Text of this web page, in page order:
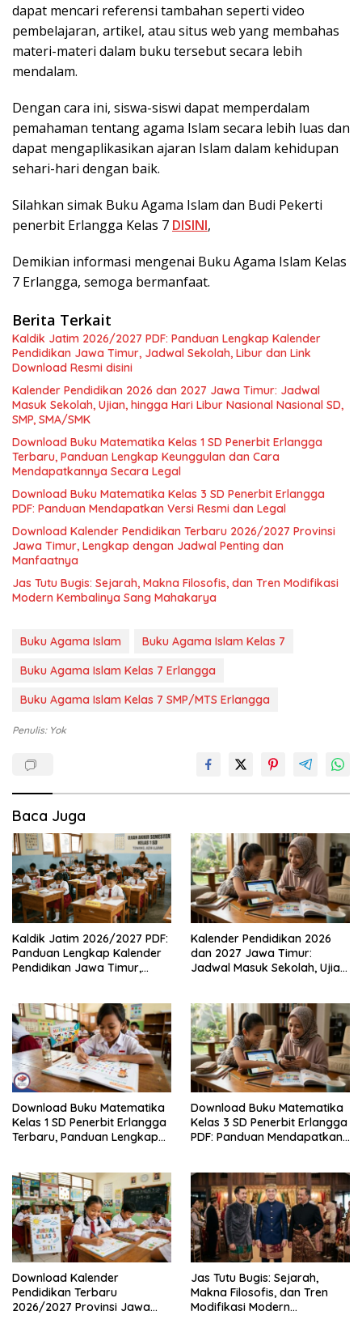
dapat mencari referensi tambahan seperti video
pembelajaran, artikel, atau situs web yang membahas
materi-materi dalam buku tersebut secara lebih
mendalam.
Dengan cara ini, siswa-siswi dapat memperdalam
pemahaman tentang agama Islam secara lebih luas dan
dapat mengaplikasikan ajaran Islam dalam kehidupan
sehari-hari dengan baik.
Silahkan simak Buku Agama Islam dan Budi Pekerti
penerbit Erlangga Kelas 7 DISINI,
Demikian informasi mengenai Buku Agama Islam Kelas
7 Erlangga, semoga bermanfaat.
Berita Terkait
Kaldik Jatim 2026/2027 PDF: Panduan Lengkap Kalender
Pendidikan Jawa Timur, Jadwal Sekolah, Libur dan Link
Download Resmi disini
Kalender Pendidikan 2026 dan 2027 Jawa Timur: Jadwal
Masuk Sekolah, Ujian, hingga Hari Libur Nasional Nasional SD,
SMP, SMA/SMK
Download Buku Matematika Kelas 1 SD Penerbit Erlangga
Terbaru, Panduan Lengkap Keunggulan dan Cara
Mendapatkannya Secara Legal
Download Buku Matematika Kelas 3 SD Penerbit Erlangga
PDF: Panduan Mendapatkan Versi Resmi dan Legal
Download Kalender Pendidikan Terbaru 2026/2027 Provinsi
Jawa Timur, Lengkap dengan Jadwal Penting dan
Manfaatnya
Jas Tutu Bugis: Sejarah, Makna Filosofis, dan Tren Modifikasi
Modern Kembalinya Sang Mahakarya
Buku Agama Islam
Buku Agama Islam Kelas 7
Buku Agama Islam Kelas 7 Erlangga
Buku Agama Islam Kelas 7 SMP/MTS Erlangga
Penulis: Yok
Baca Juga
Kaldik Jatim 2026/2027 PDF:
Panduan Lengkap Kalender
Pendidikan Jawa Timur,
Kalender Pendidikan 2026
dan 2027 Jawa Timur:
Jadwal Masuk Sekolah, Ujian,
Download Buku Matematika
Kelas 1 SD Penerbit Erlangga
Terbaru, Panduan Lengkap
Legal
Download Buku Matematika
Kelas 3 SD Penerbit Erlangga
PDF: Panduan Mendapatkan
Download Kalender
Pendidikan Terbaru
2026/2027 Provinsi Jawa
Jas Tutu Bugis: Sejarah,
Makna Filosofis, dan Tren
Modifikasi Modern